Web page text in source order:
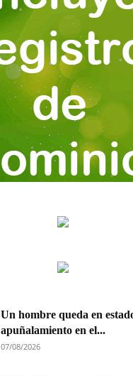
Un hombre queda en
apuñalamiento en el...
07/08/2026